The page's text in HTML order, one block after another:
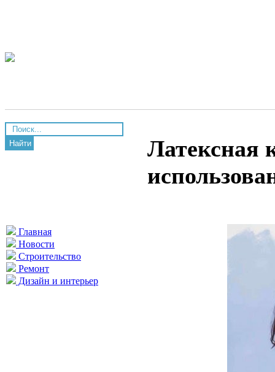
Найти
Главная
Новости
Строительство
Ремонт
Дизайн и интерьер
Латексная